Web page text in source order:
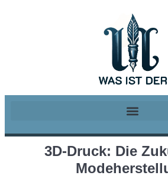
3D-Druck: Die